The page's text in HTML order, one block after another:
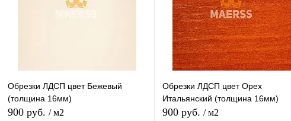
Обрезки ЛДСП цвет Бежевый
(толщина 16мм)
900 руб. / м2
Обрезки ЛДСП цвет Орех
Итальянский (толщина 16мм)
900 руб. / м2